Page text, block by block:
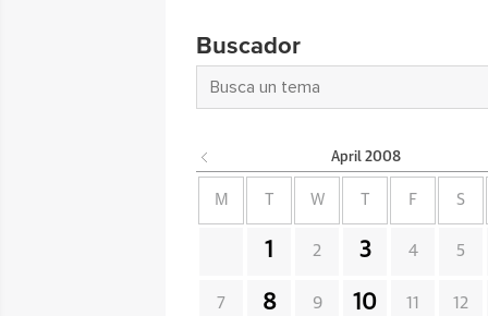
Buscador
April 2008
M W F S
1 2 3 4 5
7 8 9 10 11 12